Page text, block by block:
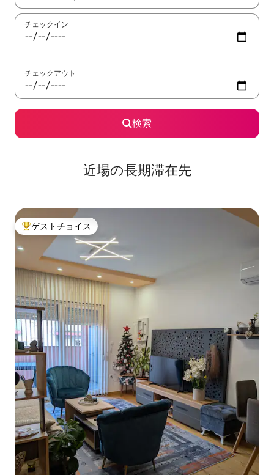
チェックイン
チェックアウト
検索
近場の長期滞在先
大好評のゲストチョイスです。
ゲストチョイス